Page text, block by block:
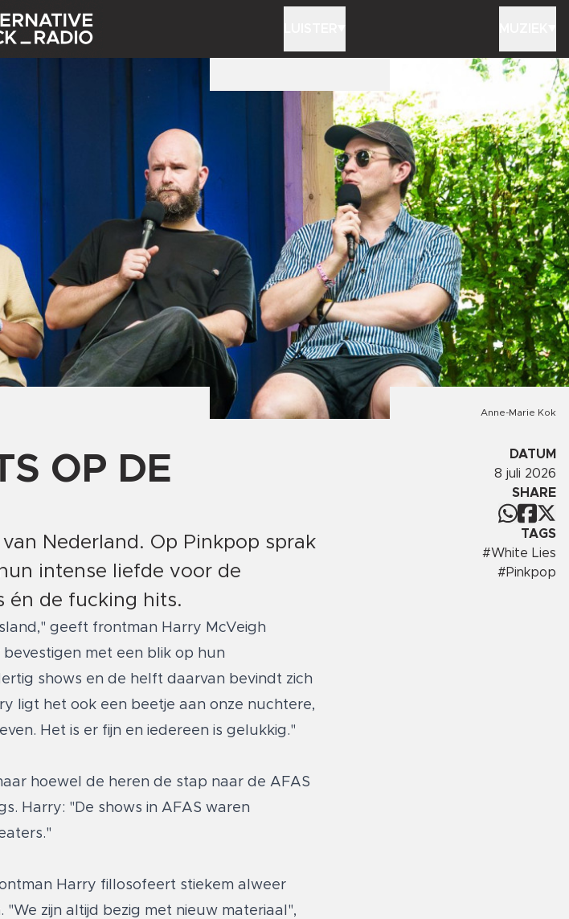
Anne-Marie Kok
OP DE
Nederland. Op Pinkpop sprak
intense liefde voor de
én de fucking hits.
geeft frontman Harry McVeigh
bevestigen met een blik op hun
shows en de helft daarvan bevindt zich
ligt het ook een beetje aan onze nuchtere,
Het is er fijn en iedereen is gelukkig."
hoewel de heren de stap naar de AFAS
Harry: "De shows in AFAS waren
Harry fillosofeert stiekem alweer
zijn altijd bezig met nieuw materiaal",
DATUM
8 juli 2026
SHARE
TAGS
#White Lies
#Pinkpop